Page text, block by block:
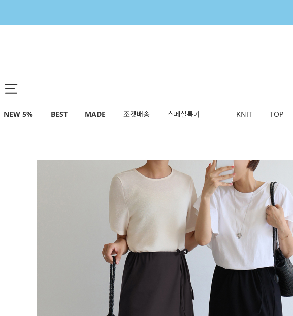
NEW 5% BEST MADE 조켓배송 스페셜특가 KNIT TOP